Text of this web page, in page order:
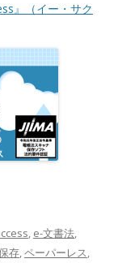
』（イー・サク
, e-文書法,
存,ペーパーレス,